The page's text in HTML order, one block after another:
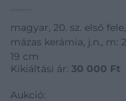
magyar, 20. sz. első fele,
mázas kerámia, j.n., m:
19 cm
Kikiáltási ár: 30 000 Ft
Aukció: